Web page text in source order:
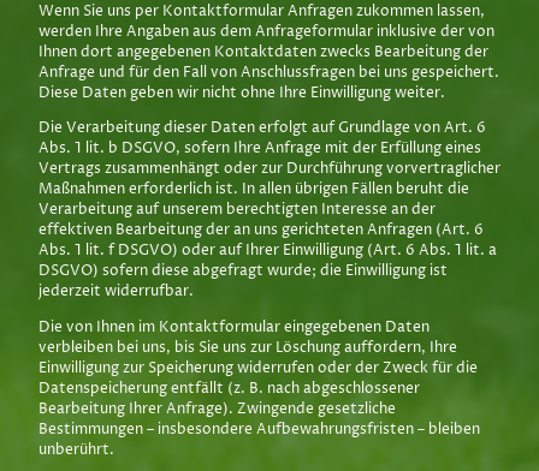
Wenn Sie uns per Kontaktformular Anfragen zukommen lassen,
werden Ihre Angaben aus dem Anfrageformular inklusive der von
Ihnen dort angegebenen Kontaktdaten zwecks Bearbeitung der
Anfrage und für den Fall von Anschlussfragen bei uns gespeichert.
Diese Daten geben wir nicht ohne Ihre Einwilligung weiter.
Die Verarbeitung dieser Daten erfolgt auf Grundlage von Art. 6
Abs. 1 lit. b DSGVO, sofern Ihre Anfrage mit der Erfüllung eines
Vertrags zusammenhängt oder zur Durchführung vorvertraglicher
Maßnahmen erforderlich ist. In allen übrigen Fällen beruht die
Verarbeitung auf unserem berechtigten Interesse an der
effektiven Bearbeitung der an uns gerichteten Anfragen (Art. 6
Abs. 1 lit. f DSGVO) oder auf Ihrer Einwilligung (Art. 6 Abs. 1 lit. a
DSGVO) sofern diese abgefragt wurde; die Einwilligung ist
jederzeit widerrufbar.
Die von Ihnen im Kontaktformular eingegebenen Daten
verbleiben bei uns, bis Sie uns zur Löschung auffordern, Ihre
Einwilligung zur Speicherung widerrufen oder der Zweck für die
Datenspeicherung entfällt (z. B. nach abgeschlossener
Bearbeitung Ihrer Anfrage). Zwingende gesetzliche
Bestimmungen – insbesondere Aufbewahrungsfristen – bleiben
unberührt.